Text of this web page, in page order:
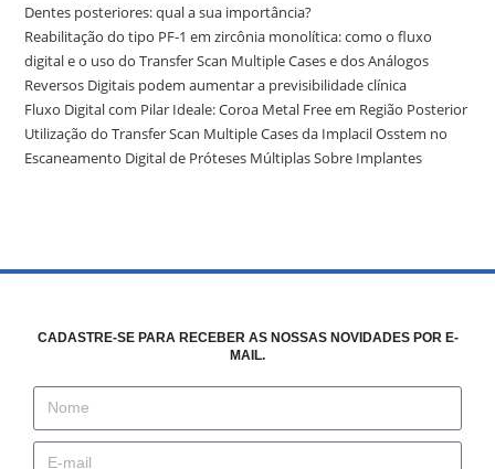
Dentes posteriores: qual a sua importância?
Reabilitação do tipo PF-1 em zircônia monolítica: como o fluxo
digital e o uso do Transfer Scan Multiple Cases e dos Análogos
Reversos Digitais podem aumentar a previsibilidade clínica
Fluxo Digital com Pilar Ideale: Coroa Metal Free em Região Posterior
Utilização do Transfer Scan Multiple Cases da Implacil Osstem no
Escaneamento Digital de Próteses Múltiplas Sobre Implantes
CADASTRE-SE PARA RECEBER AS NOSSAS NOVIDADES POR E-
MAIL.